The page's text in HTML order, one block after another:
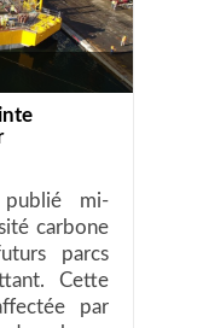
publié mi-
carbone
parcs
Cette
par